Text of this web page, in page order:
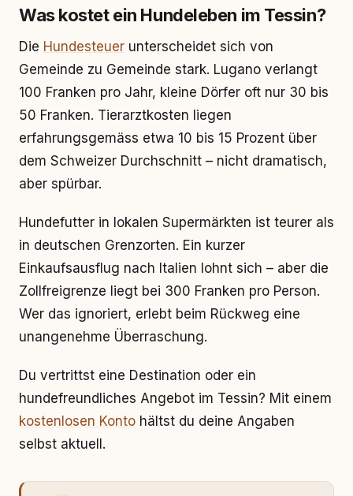
Was kostet ein Hundeleben im Tessin?
Die Hundesteuer unterscheidet sich von
Gemeinde zu Gemeinde stark. Lugano verlangt
100 Franken pro Jahr, kleine Dörfer oft nur 30 bis
50 Franken. Tierarztkosten liegen
erfahrungsgemäss etwa 10 bis 15 Prozent über
dem Schweizer Durchschnitt – nicht dramatisch,
aber spürbar.
Hundefutter in lokalen Supermärkten ist teurer als
in deutschen Grenzorten. Ein kurzer
Einkaufsausflug nach Italien lohnt sich – aber die
Zollfreigrenze liegt bei 300 Franken pro Person.
Wer das ignoriert, erlebt beim Rückweg eine
unangenehme Überraschung.
Du vertrittst eine Destination oder ein
hundefreundliches Angebot im Tessin? Mit einem
kostenlosen Konto hältst du deine Angaben
selbst aktuell.